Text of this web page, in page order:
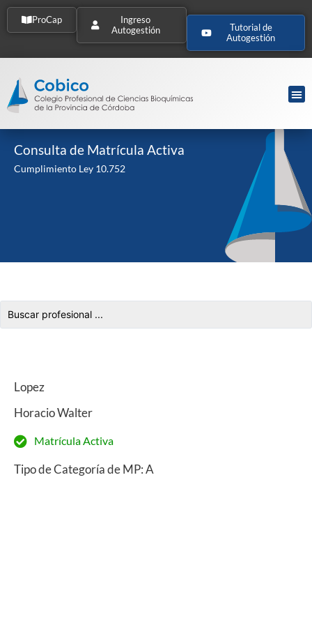
ProCap
Ingreso
Autogestión
Tutorial de
Autogestión
Consulta de Matrícula Activa
Cumplimiento Ley 10.752
Lopez
Horacio Walter
Matrícula Activa
Tipo de Categoría de MP: A